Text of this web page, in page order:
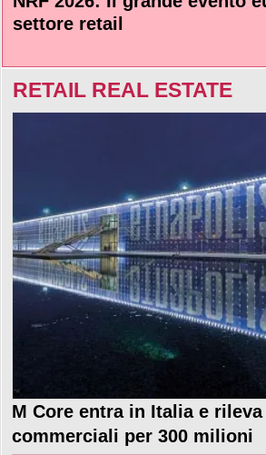
settore retail
RETAIL REAL ESTATE
M Core entra in Italia e
commerciali per 300 milioni